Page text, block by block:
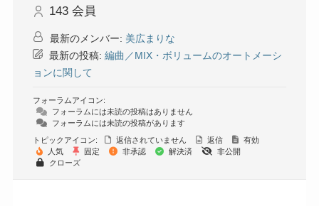
143 会員
最新のメンバー: 美広まりな
最新の投稿: 編曲／MIX・ボリュームのオートメーシ
ョンに関して
フォーラムアイコン:
フォーラムには未読の投稿はありません
フォーラムには未読の投稿があります
トピックアイコン:
返信されていません 返信
有効
人気
固定 非承認 解決済
非公開
クローズ